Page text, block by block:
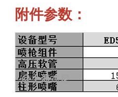
附件参数：